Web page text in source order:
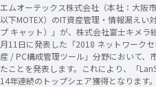
エムオーテックス株式会社（本社：大阪
以下MOTEX）のIT資産管理・情報漏えい
プ キャット）」が、株式会社富士キメ
月11日に発表した「2018 ネットワーク
産 / PC構成管理ツール」分野において、
たことを発表します。これにより、「
14年連続のトップシェア獲得となります。